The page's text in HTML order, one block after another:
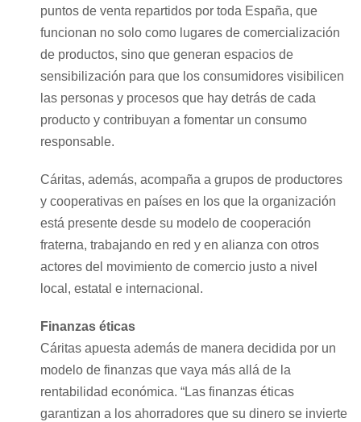
puntos de venta repartidos por toda España, que
funcionan no solo como lugares de comercialización
de productos, sino que generan espacios de
sensibilización para que los consumidores visibilicen
las personas y procesos que hay detrás de cada
producto y contribuyan a fomentar un consumo
responsable.
Cáritas, además, acompaña a grupos de productores
y cooperativas en países en los que la organización
está presente desde su modelo de cooperación
fraterna, trabajando en red y en alianza con otros
actores del movimiento de comercio justo a nivel
local, estatal e internacional.
Finanzas éticas
Cáritas apuesta además de manera decidida por un
modelo de finanzas que vaya más allá de la
rentabilidad económica. “Las finanzas éticas
garantizan a los ahorradores que su dinero se invierte